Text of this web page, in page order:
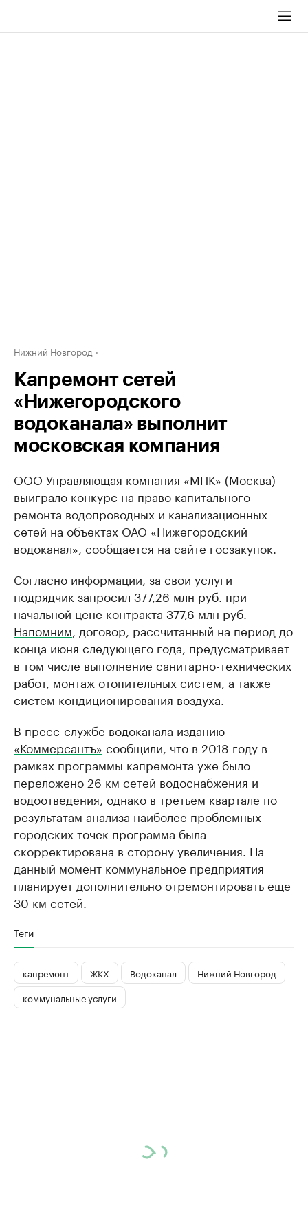
Нижний Новгород
Капремонт сетей
«Нижегородского
водоканала» выполнит
московская компания
ООО Управляющая компания «МПК» (Москва)
выиграло конкурс на право капитального
ремонта водопроводных и канализационных
сетей на объектах ОАО «Нижегородский
водоканал», сообщается на сайте госзакупок.
Согласно информации, за свои услуги
подрядчик запросил 377,26 млн руб. при
начальной цене контракта 377,6 млн руб.
Напомним , договор, рассчитанный на период до
конца июня следующего года, предусматривает
в том числе выполнение санитарно-технических
работ, монтаж отопительных систем, а также
систем кондиционирования воздуха.
В пресс-службе водоканала изданию
«Коммерсантъ» сообщили, что в 2018 году в
рамках программы капремонта уже было
переложено 26 км сетей водоснабжения и
водоотведения, однако в третьем квартале по
результатам анализа наиболее проблемных
городских точек программа была
скорректирована в сторону увеличения. На
данный момент коммунальное предприятия
планирует дополнительно отремонтировать еще
30 км сетей.
Теги
капремонт ЖКХ Водоканал
Нижний Новгород
коммунальные услуги